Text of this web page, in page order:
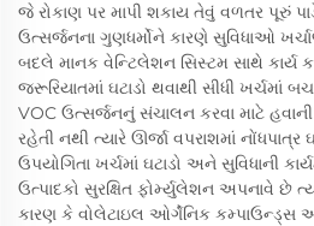
જે રોકાણ પર માપી શકાય તેવું વળતર પૂરું
ઉત્સર્જનના ગુણધર્મોને કારણે સુવિધાઓ
બદલે માનક વેન્ટિલેશન સિસ્ટમ સાથે કાર્ય
જરૂરિયાતમાં ઘટાડો થવાથી સીધી
VOC ઉત્સર્જનનું સંચાલન કરવા માટે
રહેતી નથી ત્યારે ઊર્જા વપરાશમાં નોંધપાત્ર
ઉપયોગિતા ખર્ચમાં ઘટાડો અને સુવિધાની
ઉત્પાદકો સુરક્ષિત ફોર્મ્યુલેશન અપનાવે છે
કારણ કે વોલેટાઇલ ઓર્ગેનિક કમ્પાઉન્ડ્સ